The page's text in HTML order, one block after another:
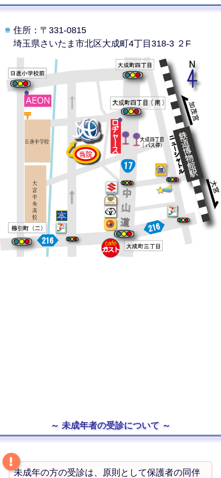
住所：〒331-0815
埼玉県さいたま市北区大成町4丁目318-3 ２F
未成年者の受診について
未成年の方の受診は、原則として保護者の同伴